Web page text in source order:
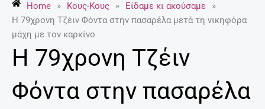
-
p
Home » Κους-Κους » Είδαμε κι ακούσαμε
»
Η 79χρονη Τζέιν Φόντα στην πασαρέλα μετά τη νικηφόρα
μάχη με τον καρκίνο
Η 79χρονη Τζέιν
Φόντα στην πασαρέλα